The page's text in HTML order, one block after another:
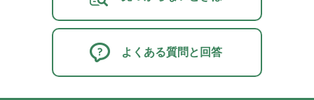
よくある質問と回答